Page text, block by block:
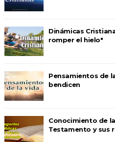
Dinámicas
romper el hielo"
Pensamientos de
bendicen
Conocimiento de
Testamento y sus